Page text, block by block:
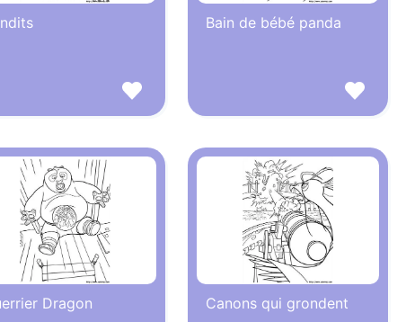
Bain de bébé panda
Dragon Canons qui grondent